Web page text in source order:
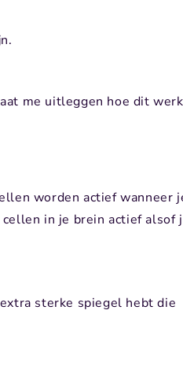
me uitleggen hoe dit
worden actief wanneer
in je brein actief alsof
sterke spiegel hebt die